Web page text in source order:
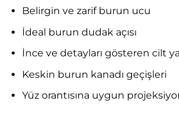
Belirgin ve zarif burun ucu
İdeal burun dudak açısı
İnce ve detayları gösteren cilt
Keskin burun kanadı geçişleri
Yüz orantısına uygun